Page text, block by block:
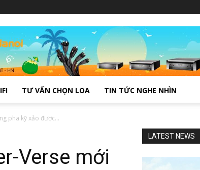
TƯ VẤN CHỌN LOA TIN TỨC NGHE NHÌN
pha kỹ xảo được...
Verse mới
LATEST NEWS